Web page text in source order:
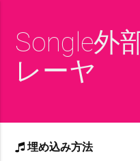
Songle外
レーヤ
埋め込み方法